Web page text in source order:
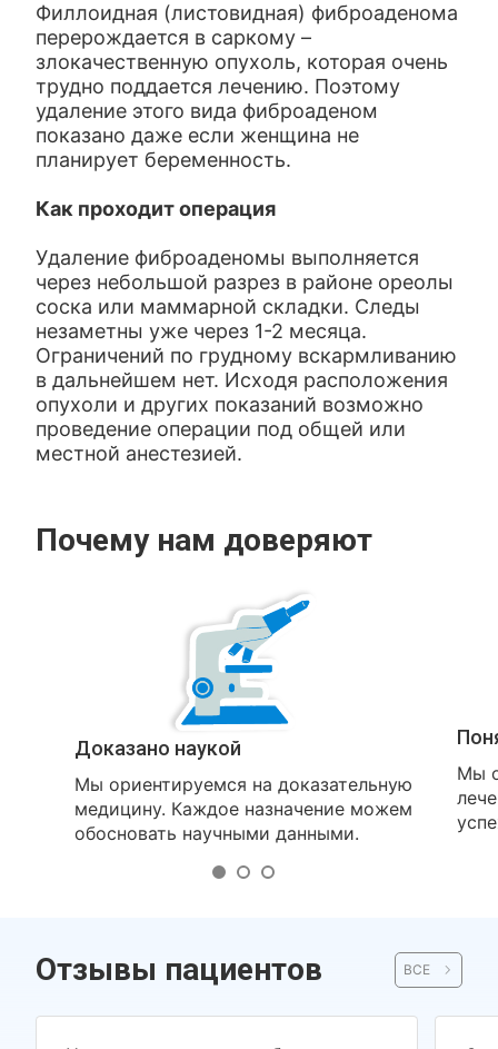
Филлоидная (листовидная) фиброаденома
перерождается в саркому –
злокачественную опухоль, которая очень
трудно поддается лечению. Поэтому
удаление этого вида фиброаденом
показано даже если женщина не
планирует беременность.
Как проходит операция
Удаление фиброаденомы выполняется
через небольшой разрез в районе ореолы
соска или маммарной складки. Следы
незаметны уже через 1-2 месяца.
Ограничений по грудному вскармливанию
в дальнейшем нет. Исходя расположения
опухоли и других показаний возможно
проведение операции под общей или
местной анестезией.
Почему нам доверяют
Доказано наукой
Мы ориентируемся на доказательную
медицину. Каждое назначение можем
обосновать научными данными.
Мы
Отзывы пациентов ВСЕ